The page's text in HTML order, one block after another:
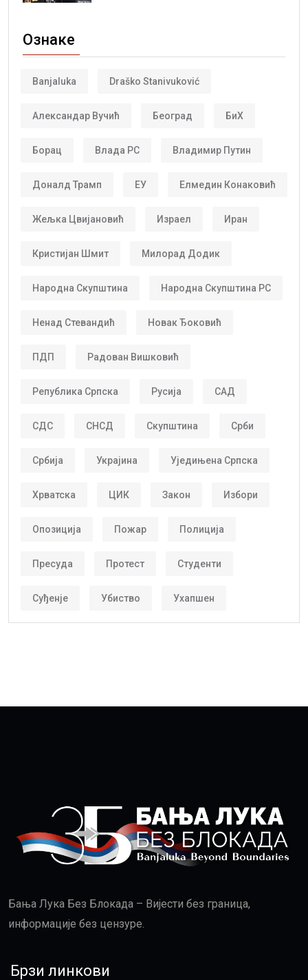
Ознаке
Banjaluka Draško Stanivuković
Александар Вучић Београд БиХ
Борац Влада РС Владимир Путин
Доналд Трамп ЕУ Елмедин Конаковић
Жељка Цвијановић Израел Иран
Кристијан Шмит Милорад Додик
Народна Скупштина Народна Скупштина РС
Ненад Стевандић Новак Ђоковић
ПДП Радован Вишковић
Република Српска Русија САД
СДС СНСД Скупштина Срби
Србија Украјина Уједињена Српска
Хрватска ЦИК Закон Избори
Опозиција Пожар Полиција
Пресуда Протест Студенти
Суђенје Убиство Ухапшен
Бања Лука Без Блокада – Вијести без граница,
информације без цензуре.
Брзи линкови